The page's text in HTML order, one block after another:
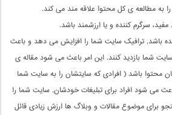
به مطالعه ی کل محتوا علاقه مند می کند.
مفید، سرگرم کننده و یا ارزشمند باشد.
باشد, ترافیک سایت شما را افزایش می دهد و باعث
شما بازدید کنند. این امر باعث می شود مقاله ی
محتوا باشد ( افرادی که سایتشان را به سایت شما
می شود افراد برای تبلیغات خودشان, سایت شما را
برای موضوع مقالات و وبلاگ ها ارزش زیادی قائل